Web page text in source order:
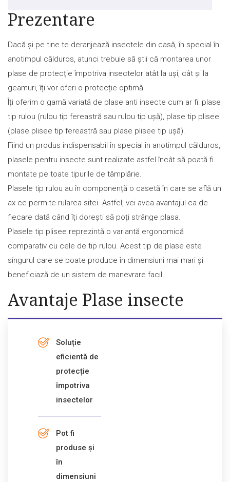
Prezentare
Dacă și pe tine te deranjează insectele din casă, în special în
anotimpul călduros, atunci trebuie să știi că montarea unor
plase de protecție împotriva insectelor atât la uși, cât și la
geamuri, îți vor oferi o protecție optimă.
Îți oferim o gamă variată de plase anti insecte cum ar fi: plase
tip rulou (rulou tip fereastră sau rulou tip ușă), plase tip plisee
(plase plisee tip fereastră sau plase plisee tip ușă).
Fiind un produs indispensabil în special în anotimpul călduros,
plasele pentru insecte sunt realizate astfel încât să poată fi
montate pe toate tipurile de tâmplărie.
Plasele tip rulou au în componență o casetă în care se află un
ax ce permite rularea sitei. Astfel, vei avea avantajul ca de
fiecare dată când îți dorești să poți strânge plasa.
Plasele tip plisee reprezintă o variantă ergonomică
comparativ cu cele de tip rulou. Acest tip de plase este
singurul care se poate produce în dimensiuni mai mari și
beneficiază de un sistem de manevrare facil.
Avantaje Plase insecte
Soluție
eficientă de
protecție
împotriva
insectelor
Pot fi
produse și
în
dimensiuni